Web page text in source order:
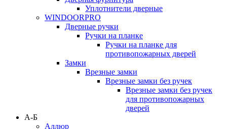
Уплотнители дверные
WINDOORPRO
Дверные ручки
Ручки на планке
Ручки на планке для
противопожарных дверей
Замки
Врезные замки
Врезные замки без ручек
Врезные замки без ручек
для противопожарных
дверей
А-Б
Аллюр